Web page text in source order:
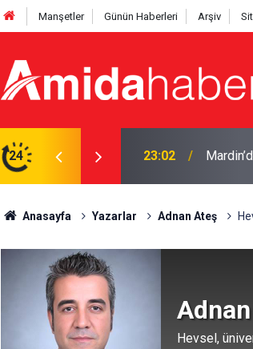
Manşetler Günün Haberleri Arşiv
24 22:50
Anasayfa Yazarlar Adnan Ateş
Hevsel,